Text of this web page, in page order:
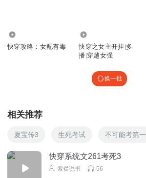
快穿攻略：女配有毒
快穿之女主开挂|多
播|穿越女强
换一批
相关推荐
夏宝传3 生死考试 不可能考第一
快穿系统文261考死3
紫襟说书 56